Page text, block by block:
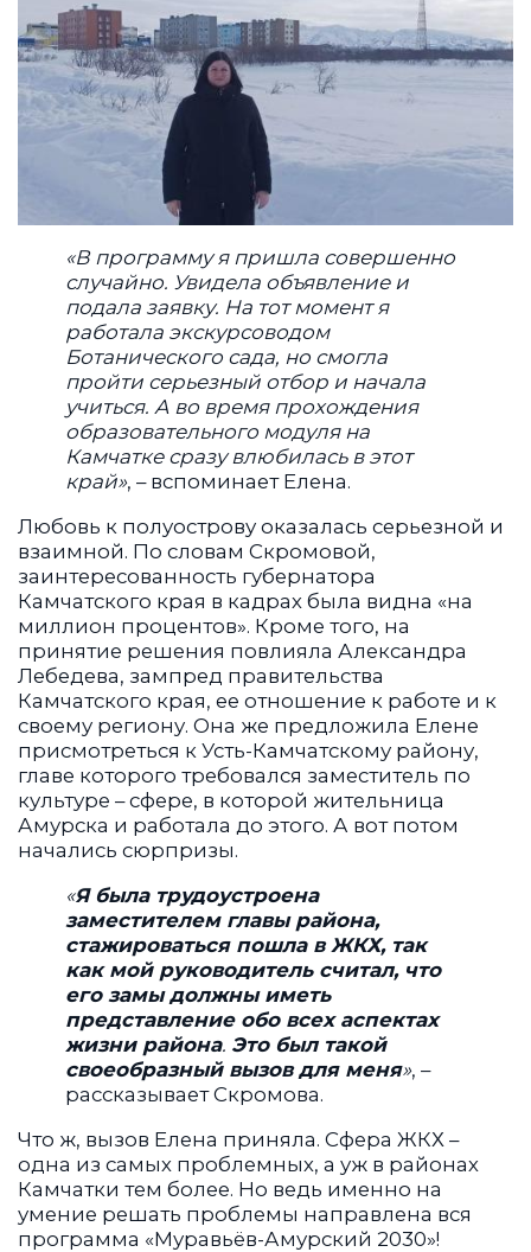
«В программу я пришла совершенно
случайно. Увидела объявление и
подала заявку. На тот момент я
работала экскурсоводом
Ботанического сада, но смогла
пройти серьезный отбор и начала
учиться. А во время прохождения
образовательного модуля на
Камчатке сразу влюбилась в этот
край», – вспоминает Елена.
Любовь к полуострову оказалась серьезной и
взаимной. По словам Скромовой,
заинтересованность губернатора
Камчатского края в кадрах была видна «на
миллион процентов». Кроме того, на
принятие решения повлияла Александра
Лебедева, зампред правительства
Камчатского края, ее отношение к работе и к
своему региону. Она же предложила Елене
присмотреться к Усть-Камчатскому району,
главе которого требовался заместитель по
культуре – сфере, в которой жительница
Амурска и работала до этого. А вот потом
начались сюрпризы.
«Я была трудоустроена
заместителем главы района,
стажироваться пошла в ЖКХ, так
как мой руководитель считал, что
его замы должны иметь
представление обо всех аспектах
жизни района. Это был такой
своеобразный вызов для меня», –
рассказывает Скромова.
Что ж, вызов Елена приняла. Сфера ЖКХ –
одна из самых проблемных, а уж в районах
Камчатки тем более. Но ведь именно на
умение решать проблемы направлена вся
программа «Муравьёв-Амурский 2030»!